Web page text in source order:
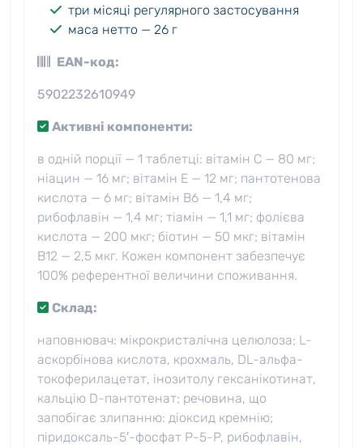
три місяці регулярного застосування
маса нетто — 26 г
EAN-код:
5902232610949
Активні компоненти:
в одній порції — 1 таблетці: вітамін C — 80 мг;
ніацин — 16 мг; вітамін E — 12 мг; пантотенова
кислота — 6 мг; вітамін B6 — 1,4 мг;
рибофлавін — 1,4 мг; тіамін — 1,1 мг; фолієва
кислота — 200 мкг; біотин — 50 мкг; вітамін
B12 — 2,5 мкг. Кожен компонент забезпечує
100% референтної величини споживання.
Склад:
наповнювач: мікрокристалічна целюлоза; L-
аскорбінова кислота, крохмаль, DL-альфа-
токоферилацетат, інозитолу гексанікотинат,
кальцію D-пантотенат; речовина, що
запобігає злипанню: діоксид кремнію;
піридоксаль-5′-фосфат P-5-P, рибофлавін,